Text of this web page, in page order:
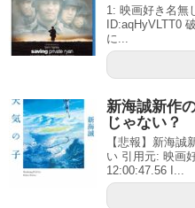
1: 映画好き名無
ID:aqHyVLTT0
に...
新海誠新作
じゃない？
【悲報】新海
い 引用元: 映画
12:00:47.56 I...